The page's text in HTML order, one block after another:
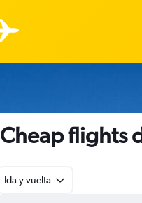
Cheap flights
Ida y vuelta